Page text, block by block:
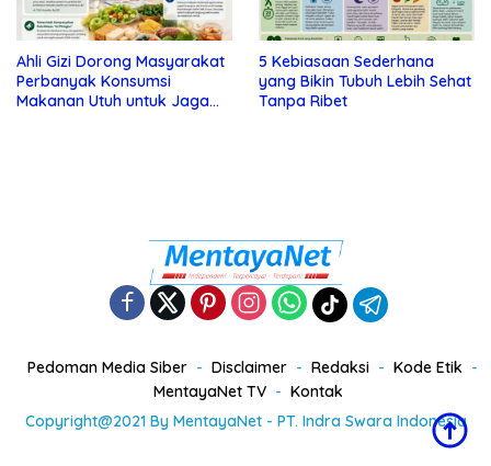
Ahli Gizi Dorong Masyarakat
Perbanyak Konsumsi
Makanan Utuh untuk Jaga
5 Kebiasaan Sederhana
yang Bikin Tubuh Lebih Sehat
Tanpa Ribet
Pedoman Media Siber Disclaimer Redaksi
Kode Etik
MentayaNet TV
Kontak
Copyright@2021 By MentayaNet - PT. Indra Swara Indonesia